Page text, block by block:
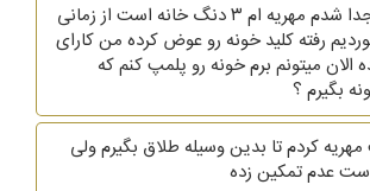
من از همسرم جدا شدم مهریه ام ۳ دنگ خانه است از زمانی
رفته کلید خونه رو عوض کرده من کارای
الان میتونم برم خونه رو پلمپ کنم که
بگیرم ؟
کردم تا بدین وسیله طلاق بگیرم ولی
عدم تمکین زده